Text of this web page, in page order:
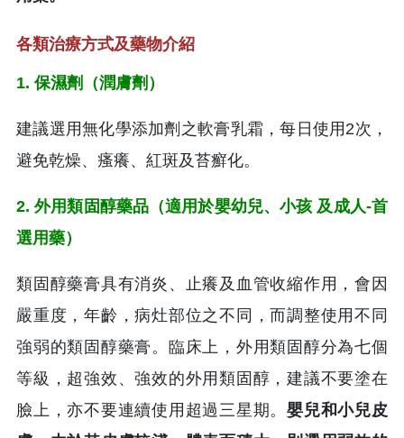
各類治療方式及藥物介紹
1. 保濕劑（潤膚劑）
建議選用無化學添加劑之軟膏乳霜，每日使用2次，
避免乾燥、瘙癢、紅斑及苔癬化。
2. 外用類固醇藥品（適用於嬰幼兒、小孩 及成人-首
選用藥）
類固醇藥膏具有消炎、止癢及血管收縮作用，會因
嚴重度，年齡，病灶部位之不同，而調整使用不同
強弱的類固醇藥膏。臨床上，外用類固醇分為七個
等級，超強效、強效的外用類固醇，建議不要塗在
臉上，亦不要連續使用超過三星期。嬰兒和小兒皮